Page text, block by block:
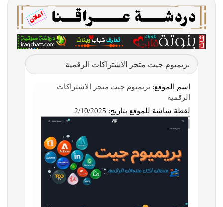
بريميوم جيت متجر الاشتراكات الرقمية
اسم الموقع: بريميوم جيت متجر الاشتراكات
الرقمية
لقطة شاشة للموقع بتاريخ: